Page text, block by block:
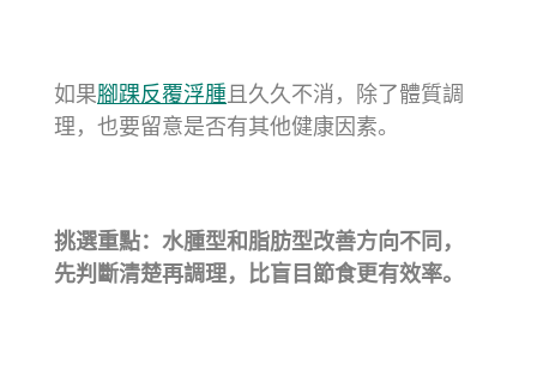
如果腳踝反覆浮腫且久久不消，除了體質調
理，也要留意是否有其他健康因素。
挑選重點：水腫型和脂肪型改善方向不同，
先判斷清楚再調理，比盲目節食更有效率。